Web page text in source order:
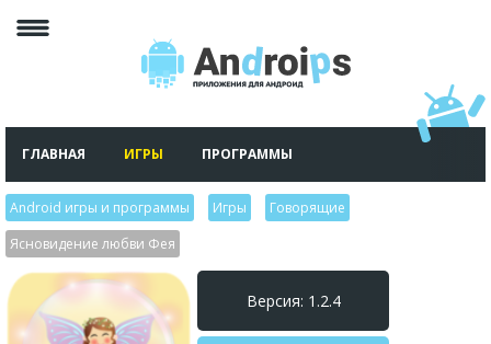
ГЛАВНАЯ ИГРЫ ПРОГРАММЫ
Android игры и программы Игры Говорящие
Ясновидение любви Фея
Версия: 1.2.4